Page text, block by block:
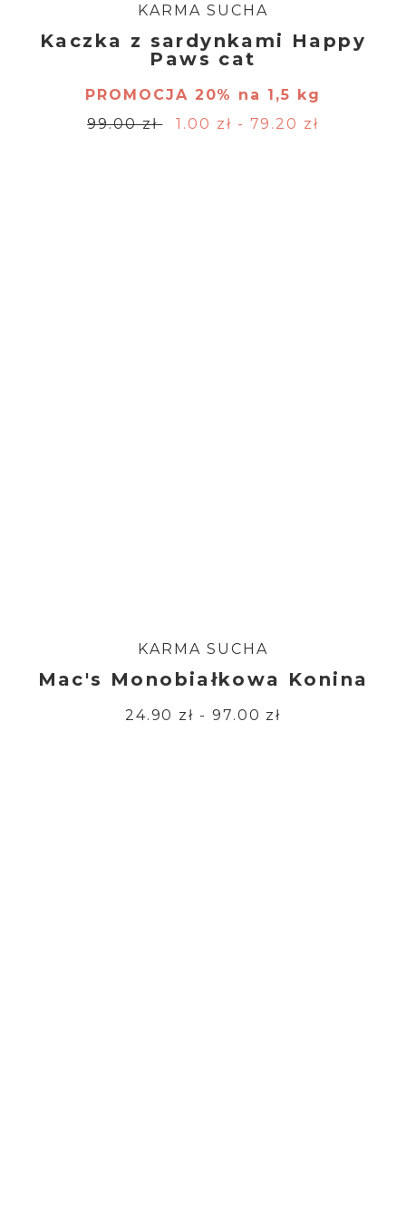
KARMA SUCHA
Kaczka z sardynkami Happy
Paws cat
PROMOCJA 20% na 1,5 kg
99.00 zł
1.00 zł - 79.20 zł
KARMA SUCHA
Mac's Monobiałkowa Konina
24.90 zł - 97.00 zł